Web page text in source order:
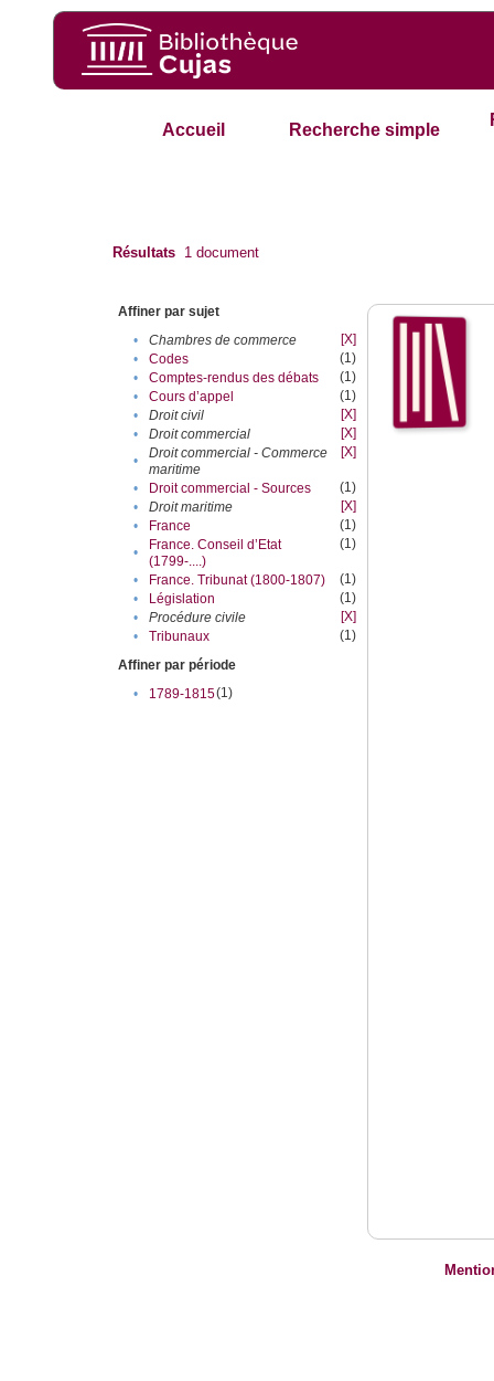
Accueil Recherche simple
Résultats 1 document
Affiner par sujet
•
Chambres de commerce
[X]
•
Codes
(1)
•
Comptes-rendus des débats
(1)
•
Cours d’appel
(1)
•
Droit civil
[X]
•
Droit commercial
[X]
•
Droit commercial - Commerce
maritime
[X]
• Droit commercial - Sources
(1)
•
Droit maritime
[X]
•
France
(1)
•
France. Conseil d’Etat
(1799-....)
(1)
• France. Tribunat (1800-1807)
(1)
•
Législation
(1)
•
Procédure civile
[X]
•
Tribunaux
(1)
Affiner par période
•
1789-1815(1)